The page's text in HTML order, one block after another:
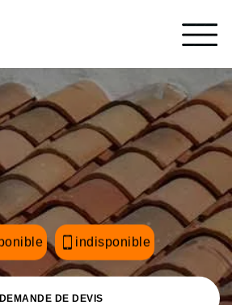
indisponible
DEMANDE DE DEVIS